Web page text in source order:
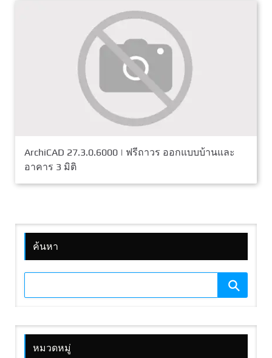
ArchiCAD 27.3.0.6000 | ฟรีถาวร ออกแบบบ้านและ
อาคาร 3 มิติ
ค้นหา
หมวดหมู่